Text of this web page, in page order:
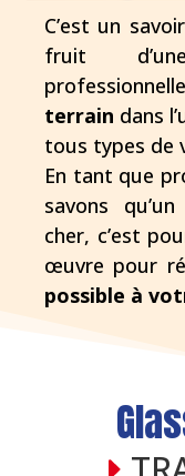
C’est un
fruit
terrain dans
tous types de
En tant que
savons
cher, c’est
œuvre pour
possible à